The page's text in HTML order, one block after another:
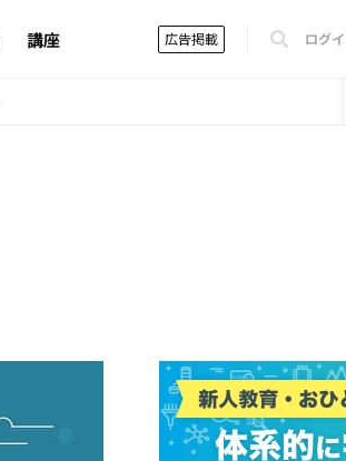
講座 広告掲載 ログ